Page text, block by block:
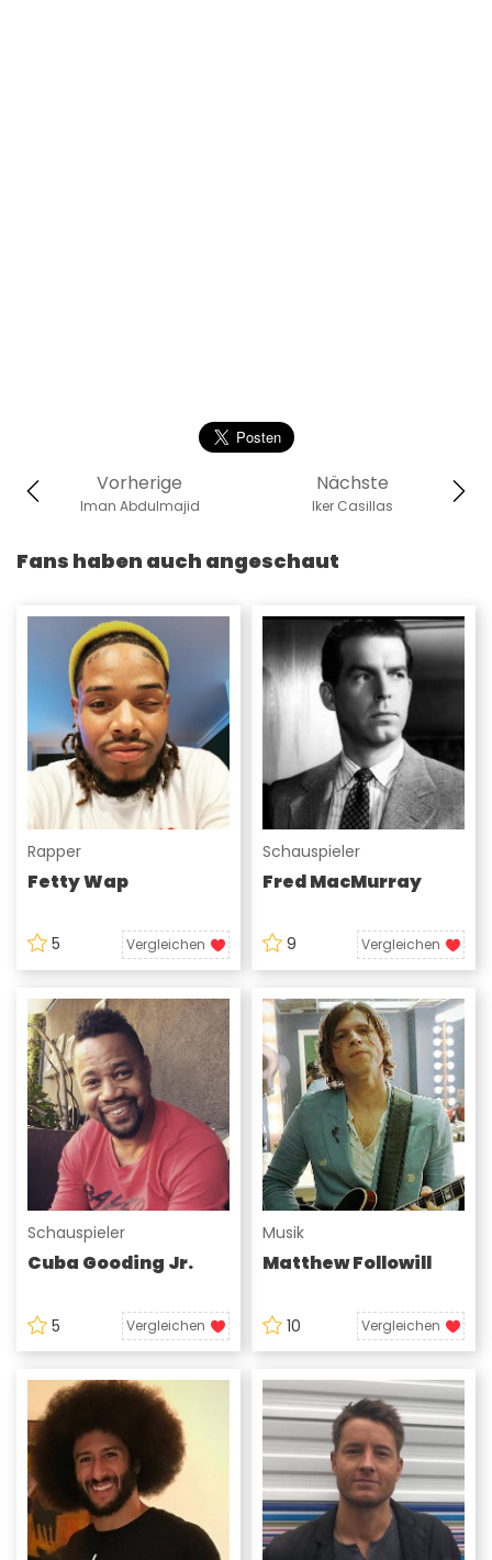
Nächste
Iker Casillas
Vorherige
Iman Abdulmajid
Fans haben auch angeschaut
Rapper
Fetty Wap
5 Vergleichen
Schauspieler
Fred MacMurray
9 Vergleichen
Schauspieler
Cuba Gooding Jr.
5 Vergleichen
Musik
Matthew Followill
10 Vergleichen